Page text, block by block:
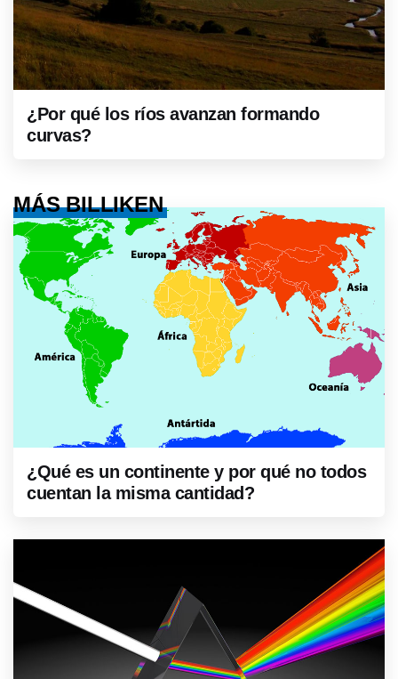
¿Por qué los ríos avanzan formando
curvas?
MÁS BILLIKEN
¿Qué es un continente y por qué no todos
cuentan la misma cantidad?